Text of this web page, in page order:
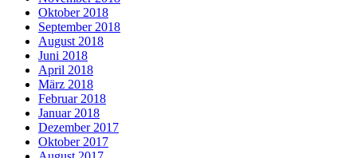
Oktober 2018
September 2018
August 2018
Juni 2018
April 2018
März 2018
Februar 2018
Januar 2018
Dezember 2017
Oktober 2017